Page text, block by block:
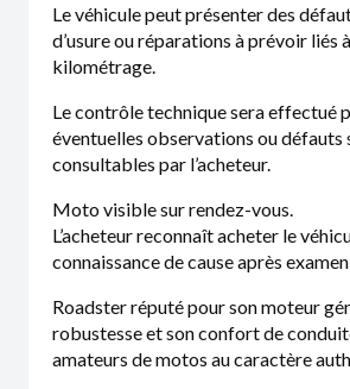
Le véhicule peut présenter des
d’usure ou réparations à prévoir liés
kilométrage.
Le contrôle technique sera effectué
éventuelles observations ou défauts
consultables par l’acheteur.
Moto visible sur rendez-vous.
L’acheteur reconnaît acheter le
connaissance de cause après
Roadster réputé pour son moteur
robustesse et son confort de
amateurs de motos au caractère